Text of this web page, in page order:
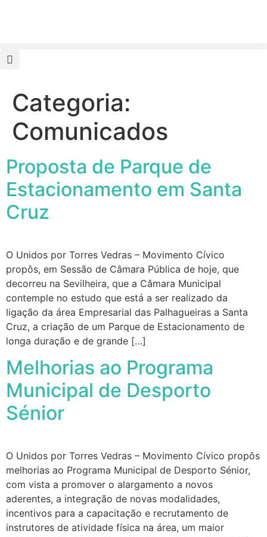
Categoria:
Comunicados
Proposta de Parque de
Estacionamento em Santa
Cruz
O Unidos por Torres Vedras – Movimento Cívico
propôs, em Sessão de Câmara Pública de hoje, que
decorreu na Sevilheira, que a Câmara Municipal
contemple no estudo que está a ser realizado da
ligação da área Empresarial das Palhagueiras a Santa
Cruz, a criação de um Parque de Estacionamento de
longa duração e de grande […]
Melhorias ao Programa
Municipal de Desporto
Sénior
O Unidos por Torres Vedras – Movimento Cívico propôs
melhorias ao Programa Municipal de Desporto Sénior,
com vista a promover o alargamento a novos
aderentes, a integração de novas modalidades,
incentivos para a capacitação e recrutamento de
instrutores de atividade física na área, um maior